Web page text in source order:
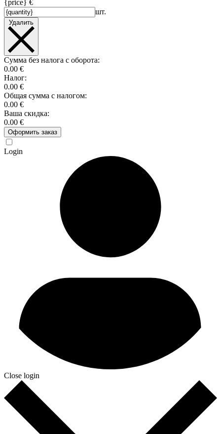
{price} €
шт.
Удалить
Сумма без налога с оборота:
0.00 €
Налог:
0.00 €
Общая сумма с налогом:
0.00 €
Ваша скидка:
0.00 €
Оформить заказ
Login
Close login